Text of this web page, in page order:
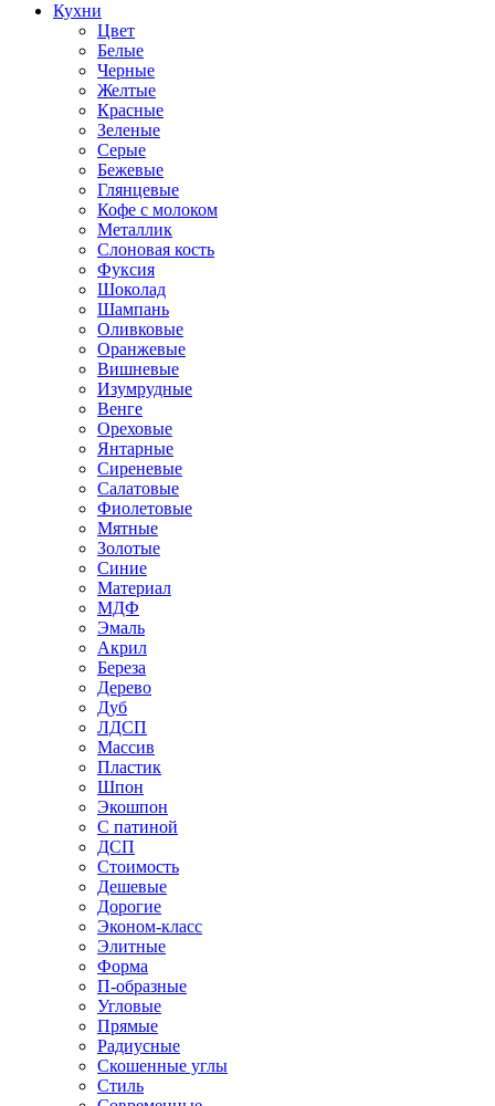
Кухни
Цвет
Белые
Черные
Желтые
Красные
Зеленые
Серые
Бежевые
Глянцевые
Кофе с молоком
Металлик
Слоновая кость
Фуксия
Шоколад
Шампань
Оливковые
Оранжевые
Вишневые
Изумрудные
Венге
Ореховые
Янтарные
Сиреневые
Салатовые
Фиолетовые
Мятные
Золотые
Синие
Материал
МДФ
Эмаль
Акрил
Береза
Дерево
Дуб
ЛДСП
Массив
Пластик
Шпон
Экошпон
С патиной
ДСП
Стоимость
Дешевые
Дорогие
Эконом-класс
Элитные
Форма
П-образные
Угловые
Прямые
Радиусные
Скошенные углы
Стиль